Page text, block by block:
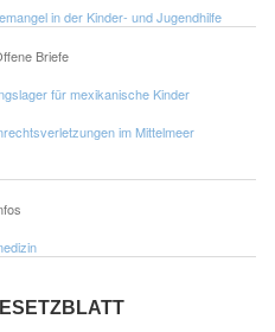
in der Kinder- und Jugendhilfe
Briefe
für mexikanische Kinder
im Mittelmeer